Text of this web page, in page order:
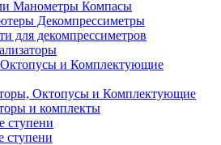
Манометры Компасы
Декомпрессиметры
для декомпрессиметров
Октопусы и Комплектующие
Октопусы и Комплектующие
и комплекты
ступени
ступени